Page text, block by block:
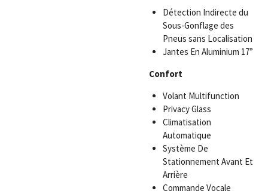
Détection Indirecte du
Sous-Gonflage des
Pneus sans Localisation
Jantes En Aluminium 17”
Confort
Volant Multifunction
Privacy Glass
Climatisation
Automatique
Système De
Stationnement Avant Et
Arrière
Commande Vocale